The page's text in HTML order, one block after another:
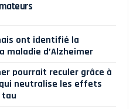
ont identifié la
maladie d’Alzheimer
pourrait reculer grâce à
neutralise les effets
tau